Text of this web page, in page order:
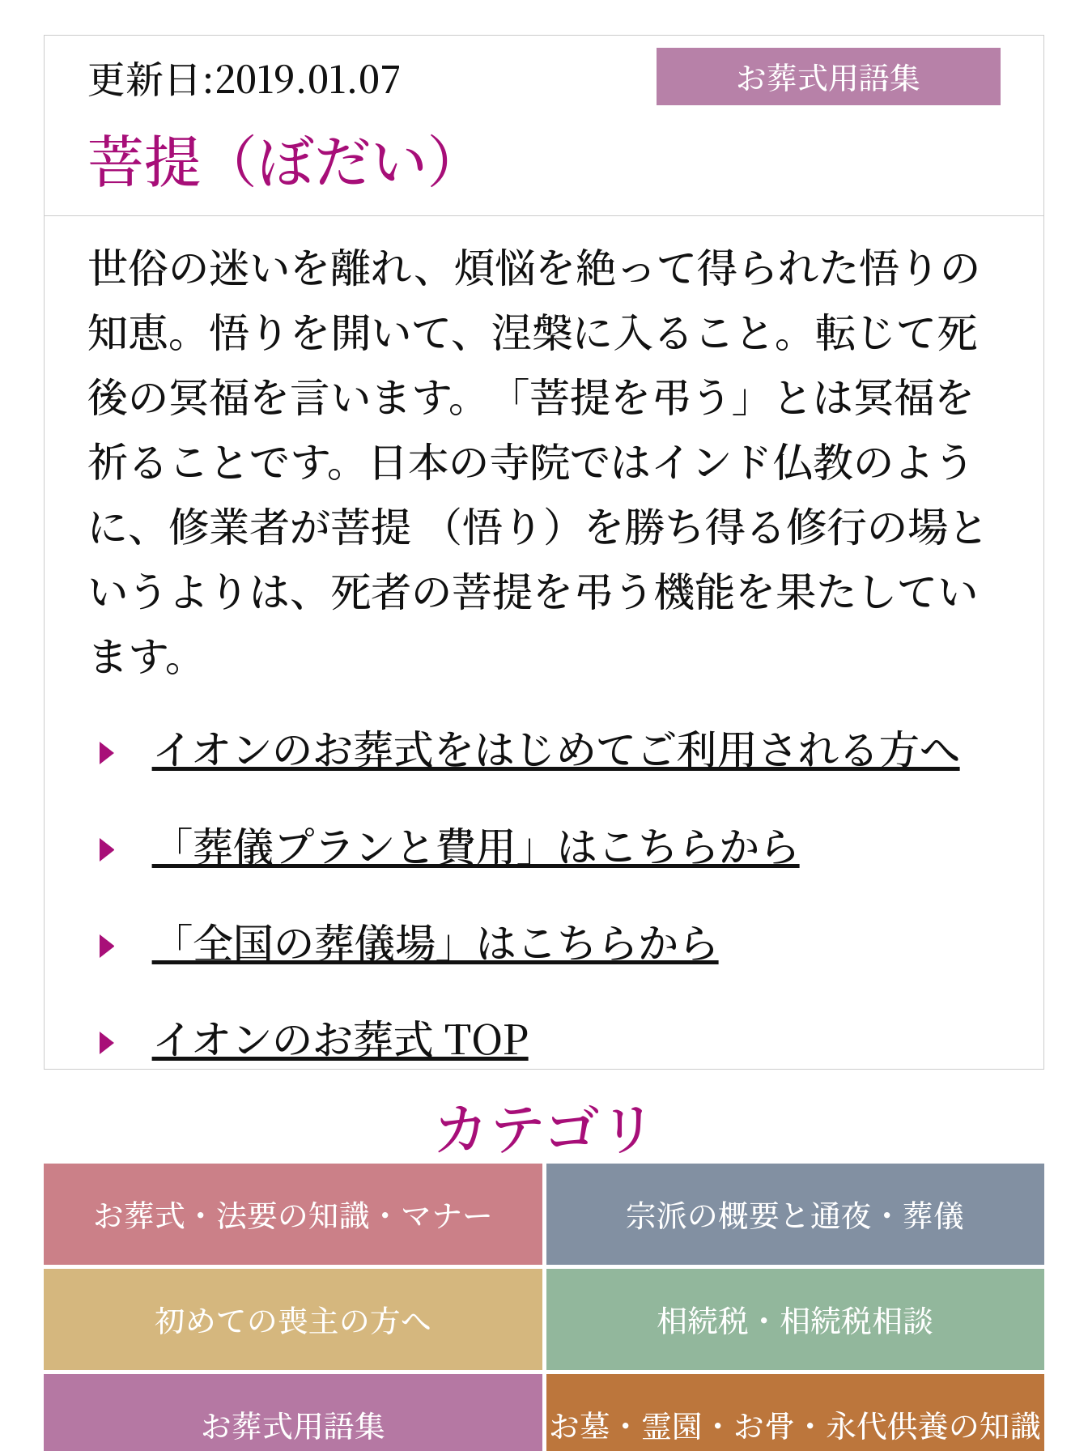
更新日:2019.01.07 お葬式用語集
菩提（ぼだい）
世俗の迷いを離れ、煩悩を絶って得られた悟りの
知恵。悟りを開いて、涅槃に入ること。転じて死
後の冥福を言います。「菩提を弔う」とは冥福を
祈ることです。日本の寺院ではインド仏教のよう
に、修業者が菩提 （悟り）を勝ち得る修行の場と
いうよりは、死者の菩提を弔う機能を果たしてい
ます。
イオンのお葬式をはじめてご利用される方へ
「葬儀プランと費用」はこちらから
「全国の葬儀場」はこちらから
イオンのお葬式 TOP
カテゴリ
お葬式・法要の知識・マナー 宗派の概要と通夜・葬儀
初めての喪主の方へ 相続税・相続税相談
お葬式用語集 お墓・霊園・お骨・永代供養の知識